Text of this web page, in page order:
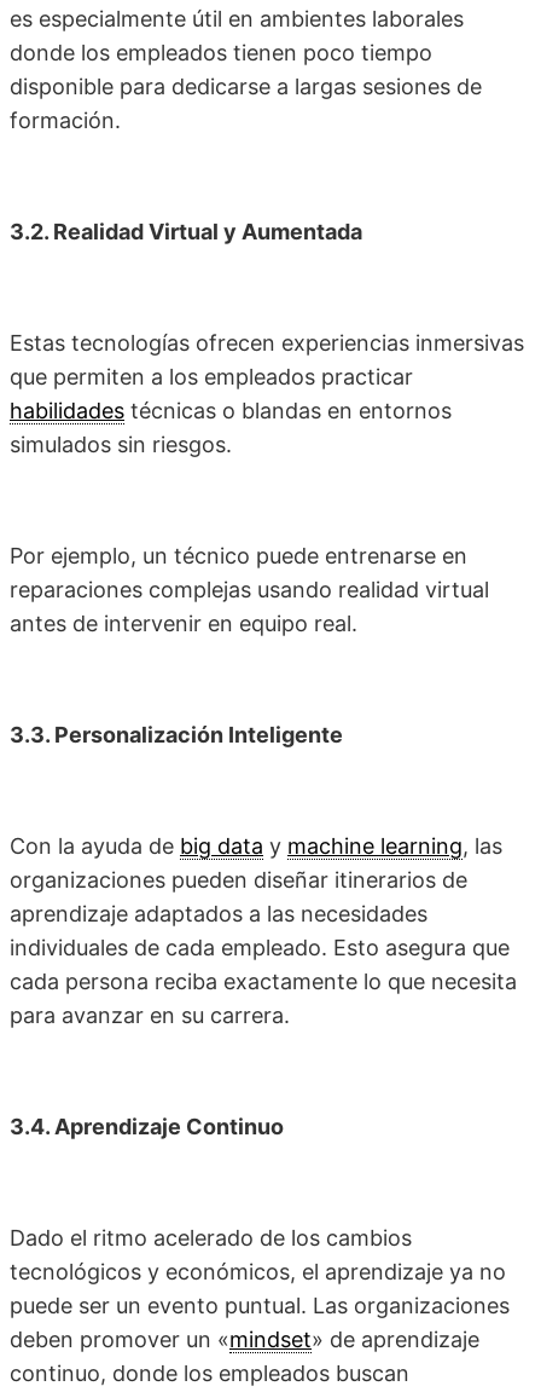
es especialmente útil en ambientes laborales
donde los empleados tienen poco tiempo
disponible para dedicarse a largas sesiones de
formación.
3.2. Realidad Virtual y Aumentada
Estas tecnologías ofrecen experiencias inmersivas
que permiten a los empleados practicar
habilidades técnicas o blandas en entornos
simulados sin riesgos.
Por ejemplo, un técnico puede entrenarse en
reparaciones complejas usando realidad virtual
antes de intervenir en equipo real.
3.3. Personalización Inteligente
Con la ayuda de big data y machine learning, las
organizaciones pueden diseñar itinerarios de
aprendizaje adaptados a las necesidades
individuales de cada empleado. Esto asegura que
cada persona reciba exactamente lo que necesita
para avanzar en su carrera.
3.4. Aprendizaje Continuo
Dado el ritmo acelerado de los cambios
tecnológicos y económicos, el aprendizaje ya no
puede ser un evento puntual. Las organizaciones
deben promover un «mindset» de aprendizaje
continuo, donde los empleados buscan